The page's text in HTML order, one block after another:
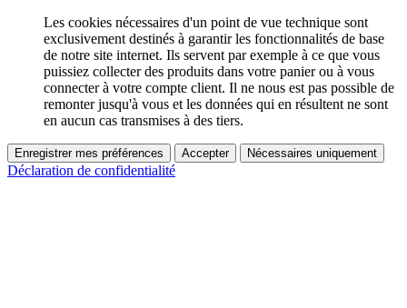
Les cookies nécessaires d'un point de vue technique sont
exclusivement destinés à garantir les fonctionnalités de base
de notre site internet. Ils servent par exemple à ce que vous
puissiez collecter des produits dans votre panier ou à vous
connecter à votre compte client. Il ne nous est pas possible de
remonter jusqu'à vous et les données qui en résultent ne sont
en aucun cas transmises à des tiers.
Enregistrer mes préférences Accepter Nécessaires uniquement
Déclaration de confidentialité